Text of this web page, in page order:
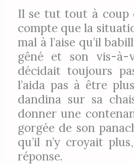
Il se tut tout à coup
compte que la
mal à l’aise qu’il
gêné et son vis-
décidait toujours
l’aida pas à être
dandina sur sa
donner une
gorgée de son
qu’il n’y croyait
réponse.